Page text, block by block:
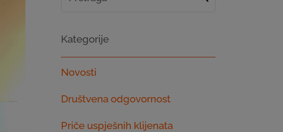
Kategorije
Novosti
Društvena odgovornost
Priče uspješnih klijenata